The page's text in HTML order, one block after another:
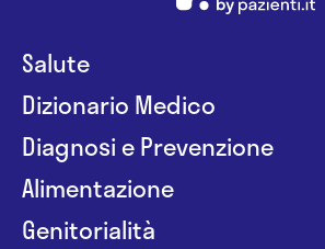
Salute
Dizionario Medico
Diagnosi e Prevenzione
Alimentazione
Genitorialità